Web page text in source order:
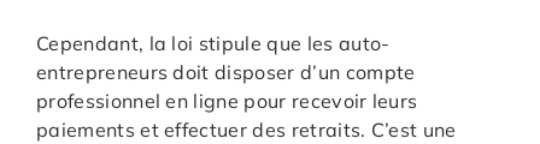
Cependant, la loi stipule que les auto-
entrepreneurs doit disposer d’un compte
professionnel en ligne pour recevoir leurs
paiements et effectuer des retraits. C’est une